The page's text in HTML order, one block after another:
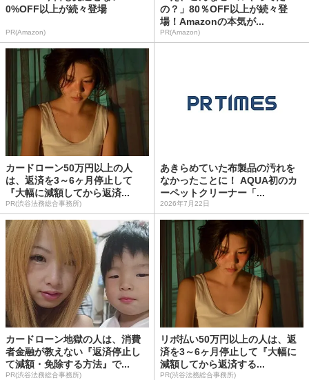
0%OFF以上が続々登場
PR(Amazon)
の？」80％OFF以上が続々登
場！Amazonの本気が...
PR(Amazon)
カードローン50万円以上の人
は、返済を3～6ヶ月停止して
『大幅に減額してから返済...
PR(渋谷法務総合事務所)
あきらめていた布製品の汚れを
なかったことに！ AQUA初のカ
ーペットクリーナー「...
2026年7月22日
カードローン地獄の人は、消費
者金融が教えない『返済停止し
て減額・免除する方法』で...
PR(渋谷法務総合事務所)
リボ払い50万円以上の人は、返
済を3～6ヶ月停止して『大幅に
減額してから返済する...
PR(渋谷法務総合事務所)